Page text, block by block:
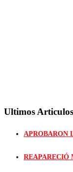
Ultimos Articulos
APROBARON
REAPARECIÓ